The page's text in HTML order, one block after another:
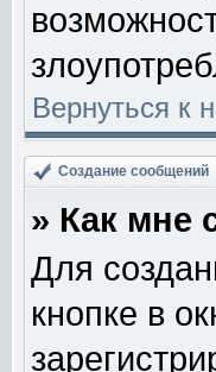
Вернуться к
Создание сообщений
» Как мне
Для
кнопке в